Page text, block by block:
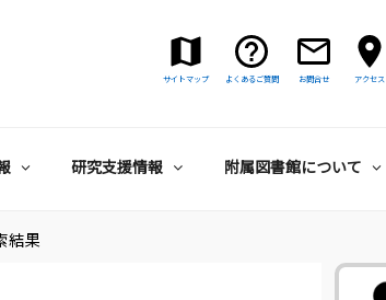
サイトマップ よくあるご質問 お問合せ アクセス
研究支援情報 附属図書館について
結果